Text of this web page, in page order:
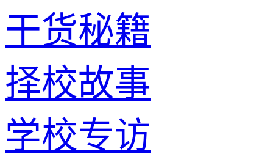
干货秘籍
择校故事
学校专访